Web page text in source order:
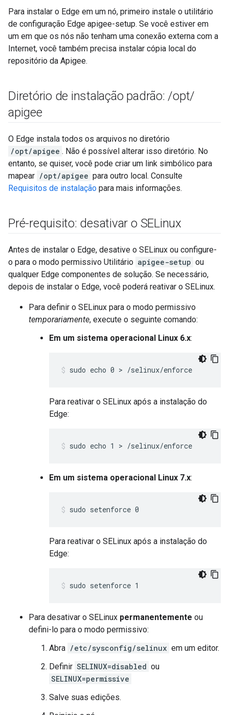
Para instalar o Edge em um nó, primeiro instale o utilitário
de configuração Edge apigee-setup. Se você estiver em
um em que os nós não tenham uma conexão externa com a
Internet, você também precisa instalar cópia local do
repositório da Apigee.
Diretório de instalação padrão: /opt/
apigee
O Edge instala todos os arquivos no diretório
/opt/apigee . Não é possível alterar isso diretório. No
entanto, se quiser, você pode criar um link simbólico para
mapear /opt/apigee para outro local. Consulte
Requisitos de instalação para mais informações.
Pré-requisito: desativar o SELinux
Antes de instalar o Edge, desative o SELinux ou configure-
o para o modo permissivo Utilitário apigee-setup ou
qualquer Edge componentes de solução. Se necessário,
depois de instalar o Edge, você poderá reativar o SELinux.
Para definir o SELinux para o modo permissivo
temporariamente, execute o seguinte comando:
Em um sistema operacional Linux 6.x:
sudo echo 0 > /selinux/enforce
Para reativar o SELinux após a instalação do
Edge:
sudo echo 1 > /selinux/enforce
Em um sistema operacional Linux 7.x:
sudo setenforce 0
Para reativar o SELinux após a instalação do
Edge:
sudo setenforce 1
Para desativar o SELinux permanentemente ou
defini-lo para o modo permissivo:
Abra /etc/sysconfig/selinux em um editor.
Definir SELINUX=disabled ou
SELINUX=permissive
Salve suas edições.